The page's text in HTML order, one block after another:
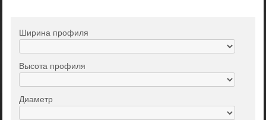
Ширина профиля
Высота профиля
Диаметр